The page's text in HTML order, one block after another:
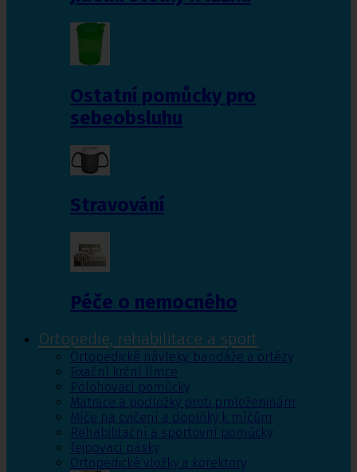
Ostatní pomůcky pro
sebeobsluhu
Stravování
Péče o nemocného
Ortopedie, rehabilitace a sport
Ortopedické návleky, bandáže a ortézy
Fixační krční límce
Polohovací pomůcky
Matrace a podložky proti proleženinám
Míče na cvičení a doplňky k míčům
Rehabilitační a sportovní pomůcky
Tejpovací pásky
Ortopedické vložky a korektory